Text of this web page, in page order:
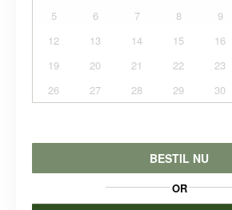
5
6 7 8 9
12
13 14 15 16
19
20 21 22 23
26
27 28 29 30
BESTIL NU
OR